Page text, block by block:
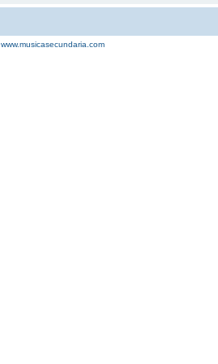
www.musicasecundaria.com